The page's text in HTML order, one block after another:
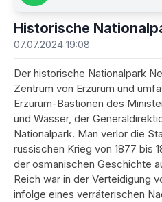
Historische
07.07.2024 19:08
Der historische Nationalpark
Zentrum von Erzurum und
Erzurum-Bastionen des
und Wasser, der
Nationalpark. Man verlor die
russischen Krieg von 1877 bis
der osmanischen Geschichte
Reich war in der Verteidigung
infolge eines verräterischen